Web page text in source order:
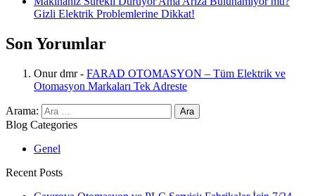
Gizli Elektrik Problemlerine Dikkat!
Son Yorumlar
Onur dmr- FARAD OTOMASYON – Tüm Elektrik ve
Otomasyon Markaları Tek Adreste
Arama:
Blog Categories
Genel
Recent Posts